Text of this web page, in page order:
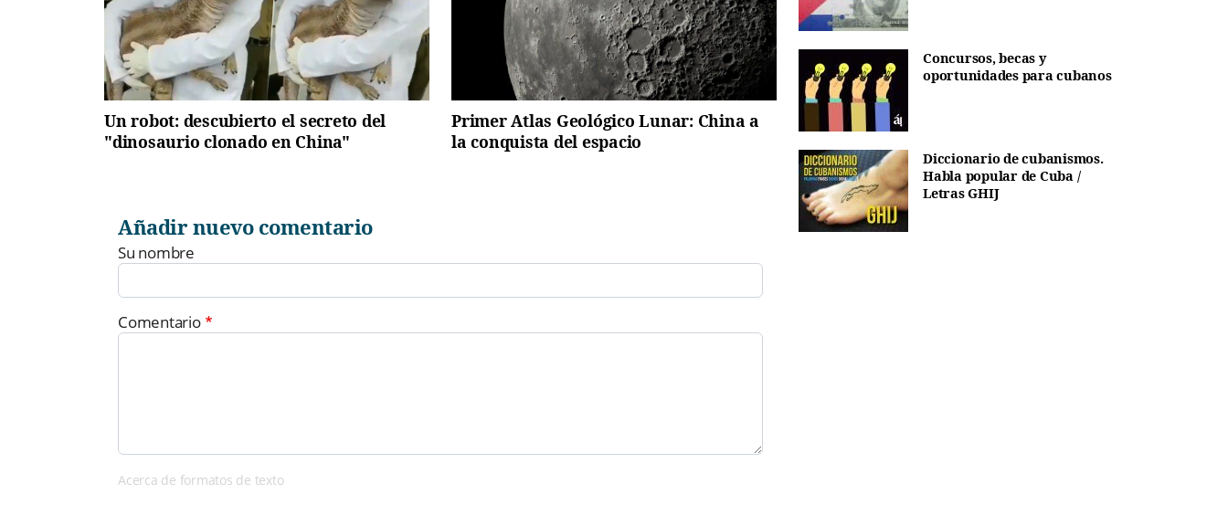
Un robot: descubierto el secreto del
"dinosaurio clonado en China"
Primer Atlas Geológico Lunar: China a
la conquista del espacio
Añadir nuevo comentario
Su nombre
Comentario
Acerca de formatos de texto
Concursos, becas y
oportunidades para cubanos
Diccionario de cubanismos.
Habla popular de Cuba /
Letras GHIJ